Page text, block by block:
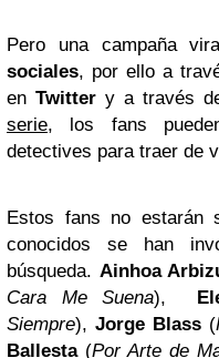
Pero una campaña
sociales, por ello a
enTwitter y a través
serie, los fans
detectives para traer de
Estos fans no estarán
conocidos se han
búsqueda. Ainhoa
Cara Me Suena),
Siempre), Jorge Blass(
Ballesta(Por Arte de